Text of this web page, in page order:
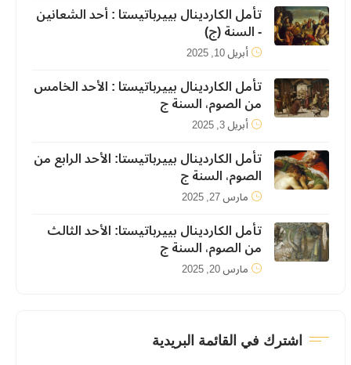
تأمل الكاردينال بييرباتيستا : أحد الشعانين
- السنة (ج)
أبريل 10, 2025
تأمل الكاردينال بييرباتيستا : الأحد الخامس
من الصوم، السنة ج
أبريل 3, 2025
تأمل الكاردينال بييرباتيستا: الأحد الرابع من
الصوم، السنة ج
مارس 27, 2025
تأمل الكاردينال بييرباتيستا: الأحد الثالث
من الصوم، السنة ج
مارس 20, 2025
اشترك في القائمة البريدية